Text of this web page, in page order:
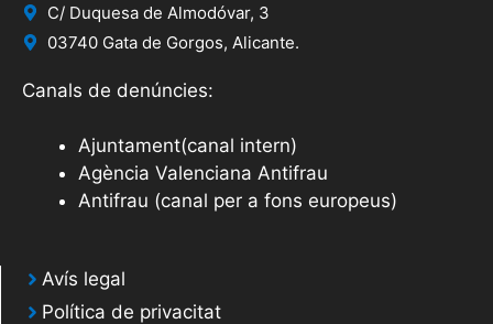
C/ Duquesa de Almodóvar, 3
03740 Gata de Gorgos, Alicante.
Canals de denúncies:
Ajuntament(canal intern)
Agència Valenciana Antifrau
Antifrau (canal per a fons europeus)
Avís legal
Política de privacitat